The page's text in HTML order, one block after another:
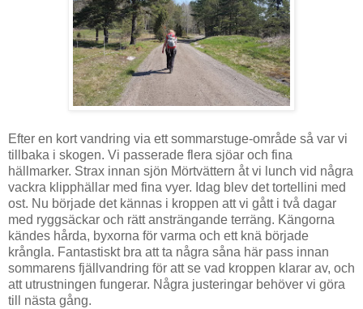
Efter en kort vandring via ett sommarstuge-område så var vi
tillbaka i skogen. Vi passerade flera sjöar och fina
hällmarker. Strax innan sjön Mörtvättern åt vi lunch vid några
vackra klipphällar med fina vyer. Idag blev det tortellini med
ost. Nu började det kännas i kroppen att vi gått i två dagar
med ryggsäckar och rätt ansträngande terräng. Kängorna
kändes hårda, byxorna för varma och ett knä började
krångla. Fantastiskt bra att ta några såna här pass innan
sommarens fjällvandring för att se vad kroppen klarar av, och
att utrustningen fungerar. Några justeringar behöver vi göra
till nästa gång.